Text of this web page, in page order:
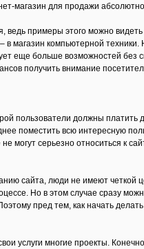
магазин для продажи абсолютно
примеры этого можно
магазин компьютерной техники.
еще больше возможностей без
получить внимание
пользователи должны платить
поместить всю интересную
серьезно относиться к
сайта, люди не имеют четкой
Но в этом случае сразу
пред тем, как начать
услуги многие проекты.